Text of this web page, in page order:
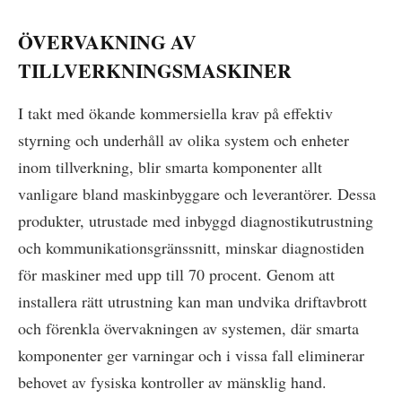
ÖVERVAKNING AV
TILLVERKNINGSMASKINER
I takt med ökande kommersiella krav på effektiv
styrning och underhåll av olika system och enheter
inom tillverkning, blir smarta komponenter allt
vanligare bland maskinbyggare och leverantörer. Dessa
produkter, utrustade med inbyggd diagnostikutrustning
och kommunikationsgränssnitt, minskar diagnostiden
för maskiner med upp till 70 procent. Genom att
installera rätt utrustning kan man undvika driftavbrott
och förenkla övervakningen av systemen, där smarta
komponenter ger varningar och i vissa fall eliminerar
behovet av fysiska kontroller av mänsklig hand.